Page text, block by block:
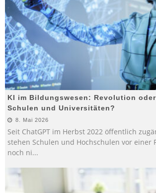
KI im Bildungswesen: Revolution
Schulen und Universitäten?
8. Mai 2026
Seit ChatGPT im Herbst 2022 öffentlich
stehen Schulen und Hochschulen vor einer
noch ni...